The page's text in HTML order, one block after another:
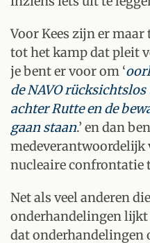
Voor Kees zijn er
tot het kamp dat pleit
je bent er voor om ‘
de NAVO
achter Rutte en de
gaan staan.’ en dan
medeverantwoordelijk
nucleaire confrontatie
Net als veel anderen
onderhandelingen lijkt
dat onderhandelingen